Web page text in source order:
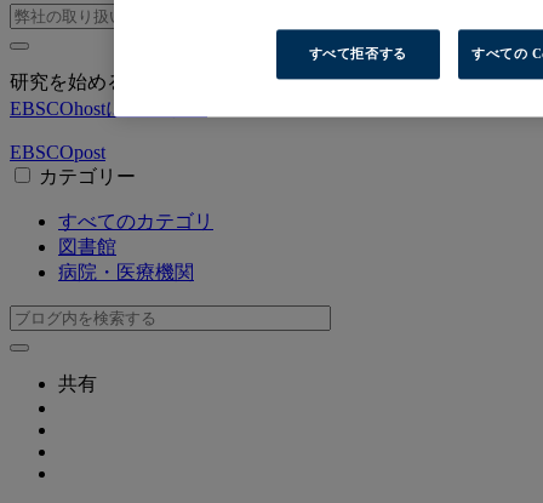
研究を始めるための学術コンテンツをお探しですか？
EBSCOhostにログイン
EBSCOpost
カテゴリー
すべてのカテゴリ
図書館
病院・医療機関
共有
すべて拒否する すべての